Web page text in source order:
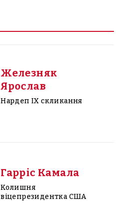
Железняк
Ярослав
Нардеп IX скликання
Гарріс Камала
Колишня
віцепрезидентка США